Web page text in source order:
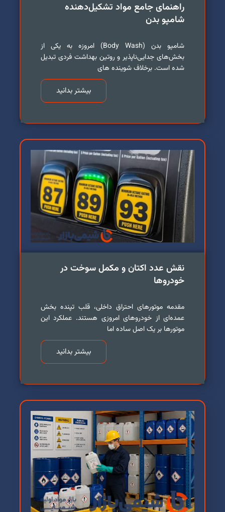
راهنمای جامع مواد تشکیل‌دهنده
شامپو بدن
شامپو بدن (Body Wash) امروزه به یکی از
بخش‌های جدایی‌ناپذیر و روتین بهداشت فردی تبدیل
شده است. برخلاف شوینده های
بیشتر بدانید
نقش عدد اکتان و مکمل سوخت در
خودروها
مقدمه موتورهای احتراق داخلی، قلب تپنده بخش
عمده‌ای از خودروهای امروزی هستند. عملکرد این
موتورها بر یک اصل ساده اما
بیشتر بدانید